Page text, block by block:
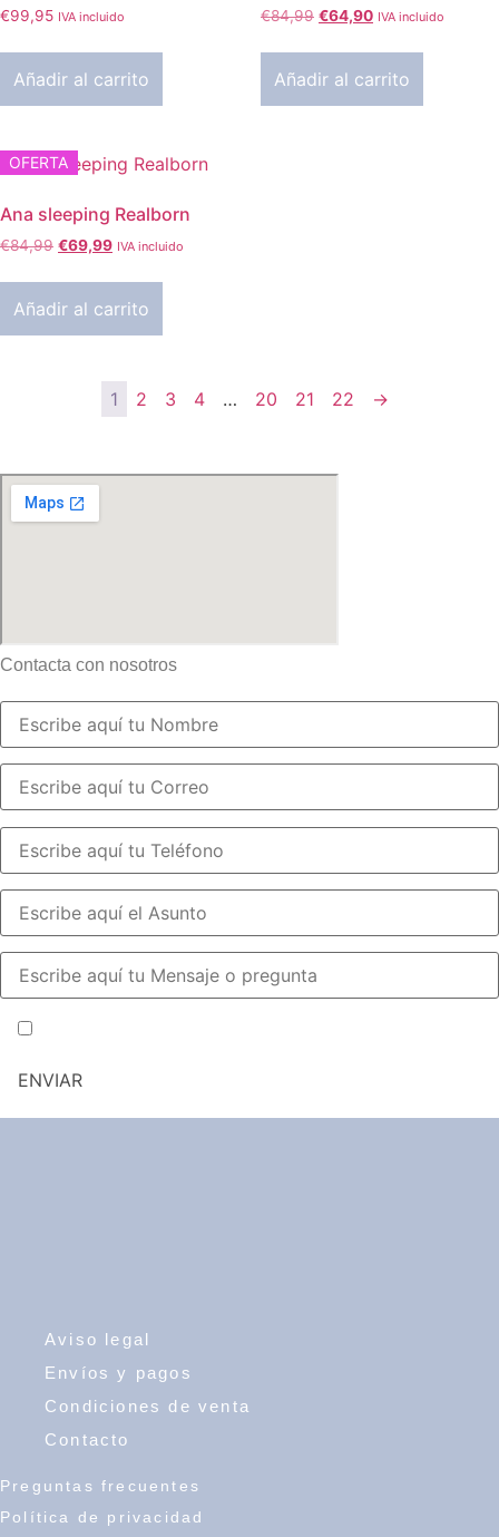
€99,95 IVA incluido
Añadir al carrito
€84,99 El
era:
€84,99.
€64,90El
es:
€64,90.
IVA incluido
Añadir al carrito
OFERTA
Ana sleeping Realborn
€84,99 El
era:
€84,99.
€69,99El
es:
€69,99.
IVA incluido
Añadir al carrito
1 2 3 4 … 20 21 22 →
Contacta con nosotros
Aviso legal
Envíos y pagos
Condiciones de venta
Contacto
Preguntas frecuentes
Política de privacidad